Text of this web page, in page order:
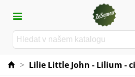
> Lilie Little John - Lilium -